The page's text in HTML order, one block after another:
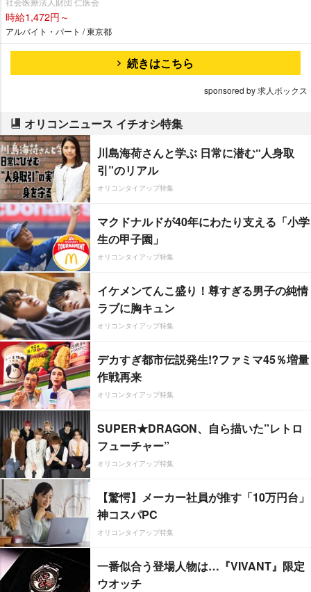
時給1,472円～
アルバイト・パート / 東京都
続きはこちら
sponsored by 求人ボックス
オリコンニュース イチオシ特集
川島海荷さんと学ぶ 日常に潜む“人身取
引”のリアル
オリコンタイアップ特集
マクドナルドが40年にわたり支える「小学
生の甲子園」
オリコンタイアップ特集
イケメンてんこ盛り！尊すぎる男子の純情
ラブに胸キュン
オリコンタイアップ特集
デカすぎ都市伝説発生!?ファミマ45％増量
作戦再来
オリコンタイアップ特集
SUPER★DRAGON、自ら描いた”レトロ
フューチャー”
オリコンタイアップ特集
【驚愕】メーカー社員が推す「10万円台」
神コスパPC
オリコンタイアップ特集
一番似合う登場人物は…『VIVANT』限定
ウオッチ